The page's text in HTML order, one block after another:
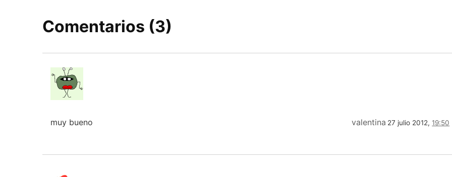
Comentarios (3)
valentina 27 julio 2012,19:50
muy bueno